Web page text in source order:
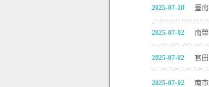
2025-07-18 臺
2025-07-02 南
2025-07-02 官
2025-07-02 南